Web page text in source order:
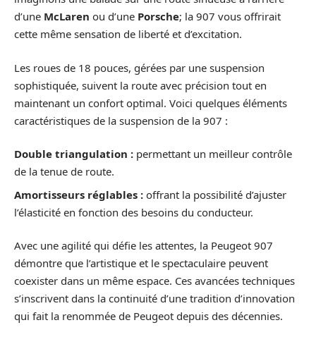
d’une McLaren ou d’une Porsche; la 907 vous offrirait
cette même sensation de liberté et d’excitation.
Les roues de 18 pouces, gérées par une suspension
sophistiquée, suivent la route avec précision tout en
maintenant un confort optimal. Voici quelques éléments
caractéristiques de la suspension de la 907 :
Double triangulation : permettant un meilleur contrôle
de la tenue de route.
Amortisseurs réglables : offrant la possibilité d’ajuster
l’élasticité en fonction des besoins du conducteur.
Avec une agilité qui défie les attentes, la Peugeot 907
démontre que l’artistique et le spectaculaire peuvent
coexister dans un même espace. Ces avancées techniques
s’inscrivent dans la continuité d’une tradition d’innovation
qui fait la renommée de Peugeot depuis des décennies.